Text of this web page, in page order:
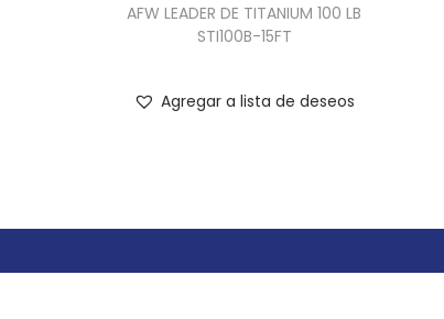
AFW LEADER DE TITANIUM 100 LB
STI100B-15FT
Agregar a lista de deseos